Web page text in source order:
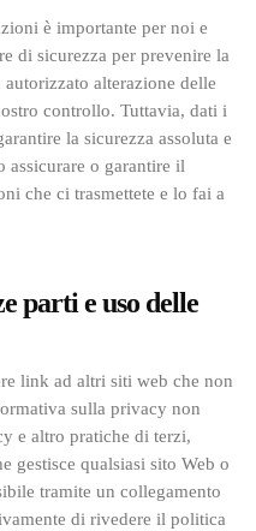
è importante per noi e
di sicurezza per prevenire la
alterazione delle
controllo. Tuttavia, dati i
la sicurezza assoluta e
assicurare o garantire il
che ci trasmettete e lo fai a
parti e uso delle
link ad altri siti web che non
sulla privacy non
e altro pratiche di terzi,
gestisce qualsiasi sito Web o
tramite un collegamento
di rivedere il politica